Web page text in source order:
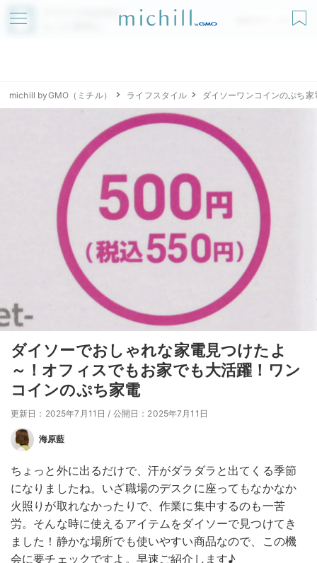
アプリでmichillが
無料ダウンロード
michill byGMO（ミチル） ライフスタイル ダイソーワンコインのぷち家
ダイソーでおしゃれな家電見つけたよ
～！オフィスでもお家でも大活躍！ワン
コインのぷち家電
更新日：2025年7月11日 / 公開日：2025年7月11日
海原藍
ちょっと外に出るだけで、汗がダラダラと出てくる季節
になりましたね。いざ職場のデスクに座ってもなかなか
火照りが取れなかったりで、作業に集中するのも一苦
労。そんな時に使えるアイテムをダイソーで見つけてき
ました！静かな場所でも使いやすい商品なので、この機
会に要チェックですよ。早速ご紹介します♪